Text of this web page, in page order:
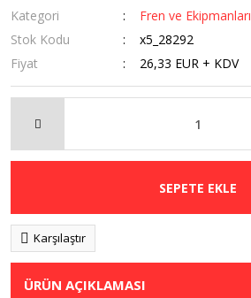
Kategori
Fren ve Ekipmanları
Stok Kodu
x5_28292
Fiyat
26,33 EUR + KDV
SEPETE EKLE
Karşılaştır
ÜRÜN AÇIKLAMASI